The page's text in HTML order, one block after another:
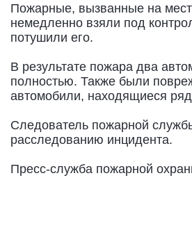
Пожарные, вызванные на
немедленно взяли под
потушили его.
В результате пожара два
полностью. Также были
автомобили, находящиеся
Следователь пожарной
расследованию инцидента.
Пресс-служба пожарной